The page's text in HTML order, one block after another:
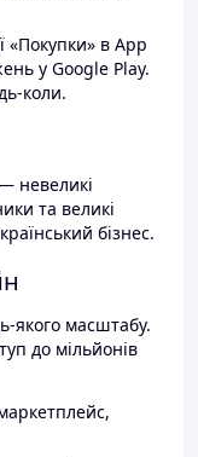
«Покупки» в App
у Google Play.
коли.
невеликі
та великі
бізнес.
якого масштабу.
до мільйонів